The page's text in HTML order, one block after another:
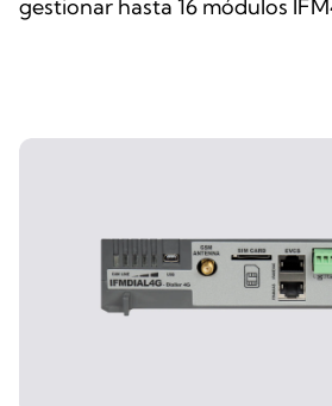
gestionar hasta 16 módulos